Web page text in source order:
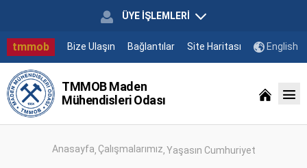
ÜYE İŞLEMLERİ
tmmob Bize Ulaşın Bağlantılar Site Haritası English
TMMOB Maden
Mühendisleri Odası
Anasayfa Çalışmalarımız Yaşasın Cumhuriyet